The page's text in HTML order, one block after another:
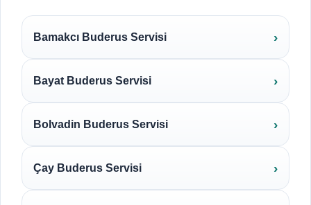
Bamakcı Buderus Servisi
Bayat Buderus Servisi
Bolvadin Buderus Servisi
Çay Buderus Servisi